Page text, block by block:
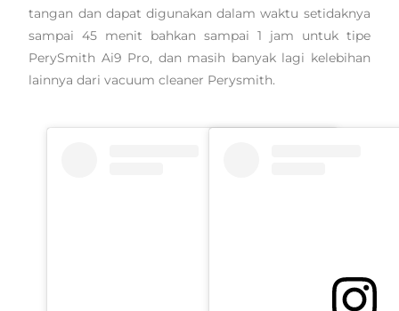
tangan dan dapat digunakan dalam waktu setidaknya
sampai 45 menit bahkan sampai 1 jam untuk tipe
PerySmith Ai9 Pro, dan masih banyak lagi kelebihan
lainnya dari vacuum cleaner Perysmith.